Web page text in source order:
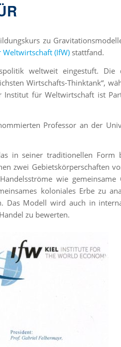
zu
(IfW) stattfand.
weltweit eingestuft. Die
Wirtschafts-Thinktank“,
Institut für Weltwirtschaft ist
Professor an der
in seiner traditionellen Form
zwei Gebietskörperschaften
wie gemeinsame
koloniales Erbe zu
Das Modell wird auch in
zu bewerten.